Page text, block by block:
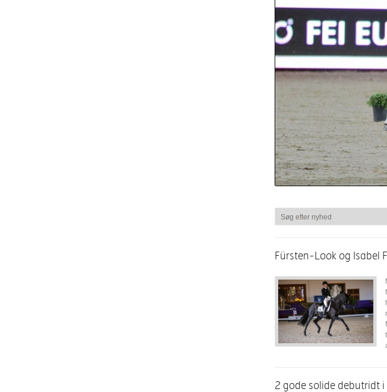
Søg efter nyhed
Fürsten-Look og Isabel
2 gode solide debutridt i